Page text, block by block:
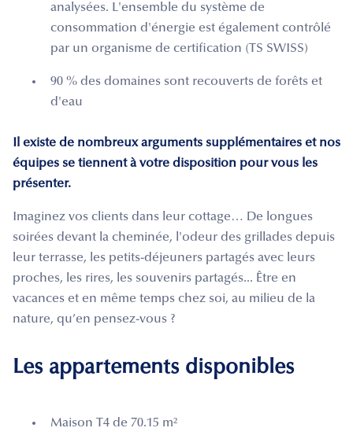
analysées. L'ensemble du système de
consommation d'énergie est également contrôlé
par un organisme de certification (TS SWISS)
90 % des domaines sont recouverts de forêts et
d'eau
Il existe de nombreux arguments supplémentaires et nos
équipes se tiennent à votre disposition pour vous les
présenter.
Imaginez vos clients dans leur cottage… De longues
soirées devant la cheminée, l'odeur des grillades depuis
leur terrasse, les petits-déjeuners partagés avec leurs
proches, les rires, les souvenirs partagés... Être en
vacances et en même temps chez soi, au milieu de la
nature, qu’en pensez-vous ?
Les appartements disponibles
Maison T4 de 70.15 m²